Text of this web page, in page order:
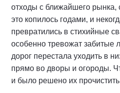
отходы с ближайшего рынка,
это копилось годами, и
превратились в стихийные
особенно тревожат забитые
дорог перестала уходить в
прямо во дворы и огороды.
и было решено их